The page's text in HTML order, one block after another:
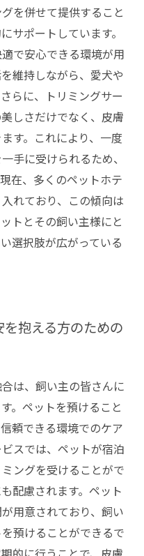
を併せて提供すること
サポートしています。
で安心できる環境が用
維持しながら、愛犬や
らに、トリミングサー
しさだけでなく、皮膚
す。これにより、一度
手に受けられるため、
在、多くのペットホテ
れており、この傾向は
トとその飼い主様にと
選択肢が広がっている
抱える方のための
は、飼い主の皆さんに
。ペットを預けること
頼できる環境でのケア
スでは、ペットが宿泊
ングを受けることがで
配慮されます。ペット
用意されており、飼い
預けることができるで